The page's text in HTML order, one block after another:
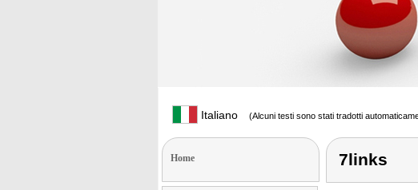
Italiano (Alcuni testi sono stati tradotti
Home 7links